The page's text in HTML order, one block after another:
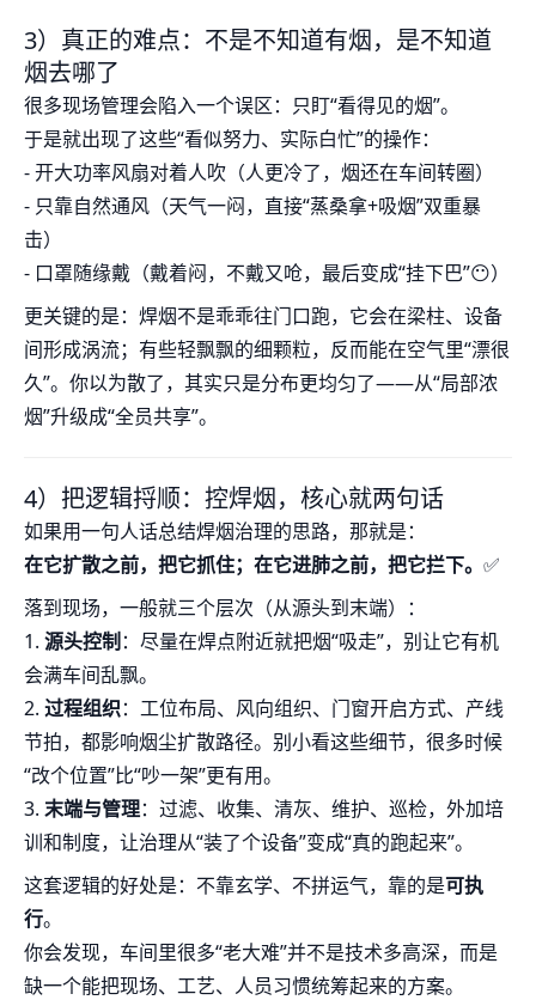
3）真正的难点：不是不知道有烟，是不知道
烟去哪了
很多现场管理会陷入一个误区：只盯“看得见的烟”。
于是就出现了这些“看似努力、实际白忙”的操作：
- 开大功率风扇对着人吹（人更冷了，烟还在车间转圈）
- 只靠自然通风（天气一闷，直接“蒸桑拿+吸烟”双重暴
击）
- 口罩随缘戴（戴着闷，不戴又呛，最后变成“挂下巴”😶）
更关键的是：焊烟不是乖乖往门口跑，它会在梁柱、设备
间形成涡流；有些轻飘飘的细颗粒，反而能在空气里“漂很
久”。你以为散了，其实只是分布更均匀了——从“局部浓
烟”升级成“全员共享”。
4）把逻辑捋顺：控焊烟，核心就两句话
如果用一句人话总结焊烟治理的思路，那就是：
在它扩散之前，把它抓住；在它进肺之前，把它拦下。 ✅
落到现场，一般就三个层次（从源头到末端）：
1. 源头控制 ：尽量在焊点附近就把烟“吸走”，别让它有机
会满车间乱飘。
2. 过程组织：工位布局、风向组织、门窗开启方式、产线
节拍，都影响烟尘扩散路径。别小看这些细节，很多时候
“改个位置”比“吵一架”更有用。
3. 末端与管理：过滤、收集、清灰、维护、巡检，外加培
训和制度，让治理从“装了个设备”变成“真的跑起来”。
这套逻辑的好处是：不靠玄学、不拼运气，靠的是可执
行。
你会发现，车间里很多“老大难”并不是技术多高深，而是
缺一个能把现场、工艺、人员习惯统筹起来的方案。